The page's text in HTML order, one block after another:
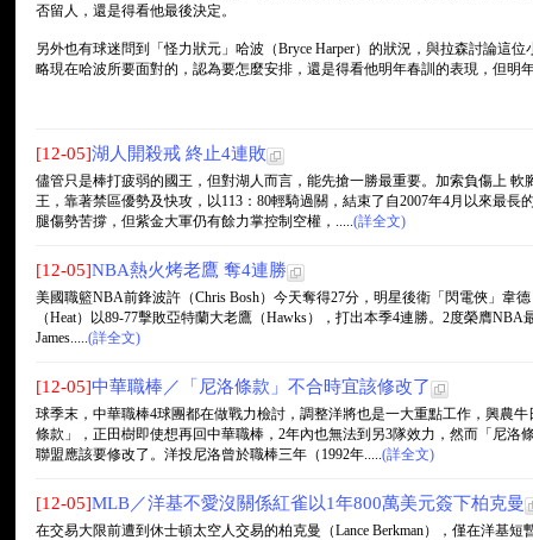
否留人，還是得看他最後決定。
另外也有球迷問到「怪力狀元」哈波（Bryce Harper）的狀況，與拉森討論這
略現在哈波所要面對的，認為要怎麼安排，還是得看他明年春訓的表現，但明
[12-05]湖人開殺戒 終止4連敗
儘管只是棒打疲弱的國王，但對湖人而言，能先搶一勝最重要。加索負傷上
王，靠著禁區優勢及快攻，以113：80輕騎過關，結束了自2007年4月以來最長
腿傷勢苦撐，但紫金大軍仍有餘力掌控制空權，.....(詳全文)
[12-05]NBA熱火烤老鷹 奪4連勝
美國職籃NBA前鋒波許（Chris Bosh）今天奪得27分，明星後衛「閃電俠」韋
（Heat）以89-77擊敗亞特蘭大老鷹（Hawks），打出本季4連勝。2度榮膺
James.....(詳全文)
[12-05]中華職棒／「尼洛條款」不合時宜該修改了
球季末，中華職棒4球團都在做戰力檢討，調整洋將也是一大重點工作，興農
條款」，正田樹即使想再回中華職棒，2年內也無法到另3隊效力，然而「尼洛
聯盟應該要修改了。洋投尼洛曾於職棒三年（1992年.....(詳全文)
[12-05]MLB／洋基不愛沒關係紅雀以1年800萬美元簽下柏克曼
在交易大限前遭到休士頓太空人交易的柏克曼（Lance Berkman），僅在洋基